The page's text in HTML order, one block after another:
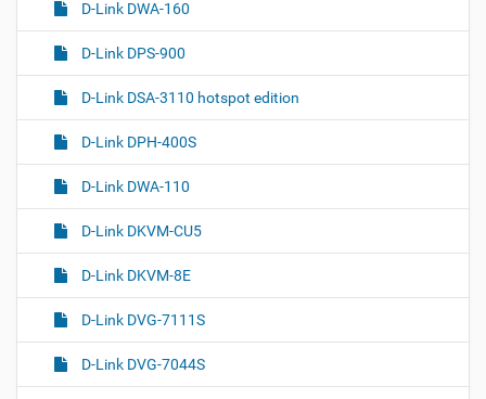
D-Link DWA-160
D-Link DPS-900
D-Link DSA-3110 hotspot edition
D-Link DPH-400S
D-Link DWA-110
D-Link DKVM-CU5
D-Link DKVM-8E
D-Link DVG-7111S
D-Link DVG-7044S